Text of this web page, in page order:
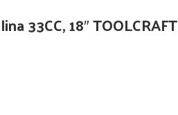
33CC, 18″ TOOLCRAFT